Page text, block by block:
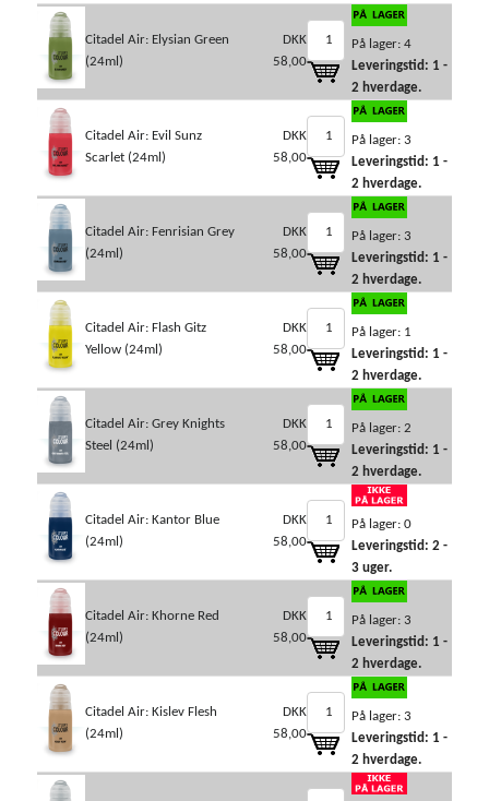
Citadel Air: Elysian Green
(24ml)
DKK
58,00
På lager: 4
Leveringstid: 1 -
2 hverdage.
Citadel Air: Evil Sunz
Scarlet (24ml)
DKK
58,00
På lager: 3
Leveringstid: 1 -
2 hverdage.
Citadel Air: Fenrisian Grey
(24ml)
DKK
58,00
På lager: 3
Leveringstid: 1 -
2 hverdage.
Citadel Air: Flash Gitz
Yellow (24ml)
DKK
58,00
På lager: 1
Leveringstid: 1 -
2 hverdage.
Citadel Air: Grey Knights
Steel (24ml)
DKK
58,00
På lager: 2
Leveringstid: 1 -
2 hverdage.
Citadel Air: Kantor Blue
(24ml)
DKK
58,00
På lager: 0
Leveringstid: 2 -
3 uger.
Citadel Air: Khorne Red
(24ml)
DKK
58,00
På lager: 3
Leveringstid: 1 -
2 hverdage.
Citadel Air: Kislev Flesh
(24ml)
DKK
58,00
På lager: 3
Leveringstid: 1 -
2 hverdage.